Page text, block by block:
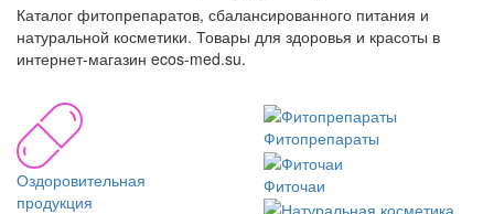
Каталог фитопрепаратов, сбалансированного питания и
натуральной косметики. Товары для здоровья и красоты в
интернет-магазин ecos-med.su.
Оздоровительная
продукция
Фитопрепараты
Фиточаи